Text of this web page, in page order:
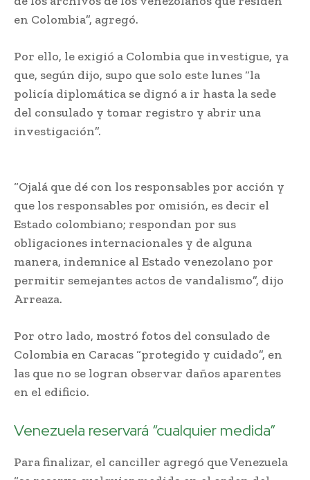
en Colombia”, agregó.
Por ello, le exigió a Colombia que investigue, ya
que, según dijo, supo que solo este lunes “la
policía diplomática se dignó a ir hasta la sede
del consulado y tomar registro y abrir una
investigación”.
“Ojalá que dé con los responsables por acción y
que los responsables por omisión, es decir el
Estado colombiano; respondan por sus
obligaciones internacionales y de alguna
manera, indemnice al Estado venezolano por
permitir semejantes actos de vandalismo”, dijo
Arreaza.
Por otro lado, mostró fotos del consulado de
Colombia en Caracas “protegido y cuidado”, en
las que no se logran observar daños aparentes
en el edificio.
Venezuela reservará “cualquier medida”
Para finalizar, el canciller agregó que Venezuela